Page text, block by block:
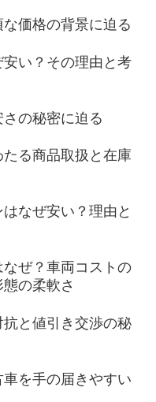
価格の背景に迫る
い？その理由と考
の秘密に迫る
る商品取扱と在庫
なぜ安い？理由と
ぜ？車両コストの
の柔軟さ
と値引き交渉の秘
を手の届きやすい